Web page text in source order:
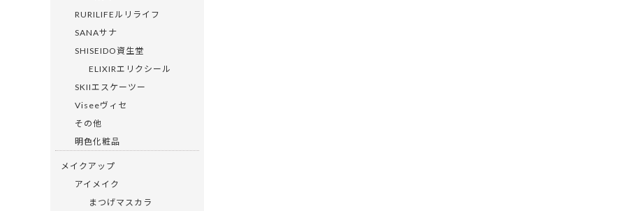
RURILIFEルリライフ
SANAサナ
SHISEIDO資生堂
ELIXIRエリクシール
SKIIエスケーツー
Viseeヴィセ
その他
明色化粧品
メイクアップ
アイメイク
まつげマスカラ